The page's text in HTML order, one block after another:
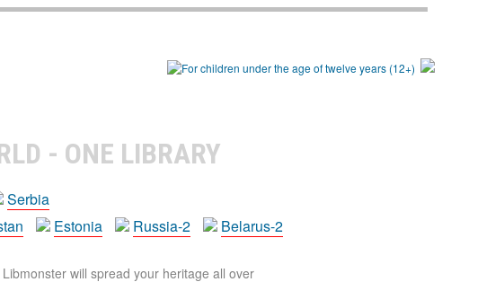
- ONE LIBRARY
Serbia
Estonia Russia-2 Belarus-2
will spread your heritage all over